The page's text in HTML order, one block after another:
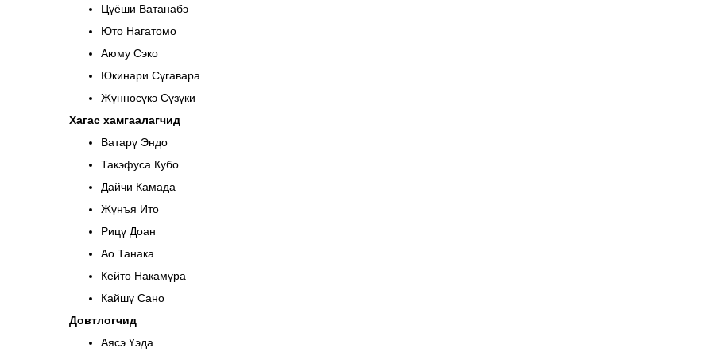
Цүёши Ватанабэ
Юто Нагатомо
Аюму Сэко
Юкинари Сүгавара
Жүнносүкэ Сүзүки
Хагас хамгаалагчид
Ватарү Эндо
Такэфуса Кубо
Дайчи Камада
Жүнъя Ито
Рицү Доан
Ао Танака
Кейто Накамүра
Кайшү Сано
Довтлогчид
Аясэ Үэда